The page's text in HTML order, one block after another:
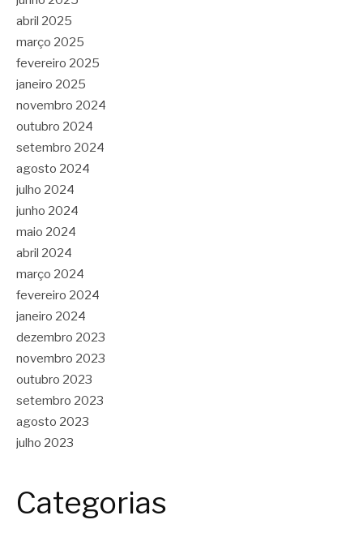
abril 2025
março 2025
fevereiro 2025
janeiro 2025
novembro 2024
outubro 2024
setembro 2024
agosto 2024
julho 2024
junho 2024
maio 2024
abril 2024
março 2024
fevereiro 2024
janeiro 2024
dezembro 2023
novembro 2023
outubro 2023
setembro 2023
agosto 2023
julho 2023
Categorias